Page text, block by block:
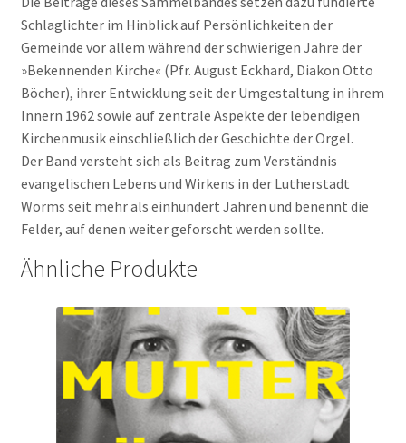
Schlaglichter im Hinblick auf Persönlich­keiten der
Gemeinde vor allem während der schwierigen Jahre der
»Bekennenden Kirche« (Pfr. August Eckhard, Diakon Otto
Böcher), ihrer Entwicklung seit der Umgestaltung in ihrem
Innern 1962 sowie auf zentrale Aspekte der lebendigen
Kirchenmusik einschließlich der Geschichte der Orgel.
Der Band versteht sich als Beitrag zum Verständnis
evangelischen Lebens und Wirkens in der Lutherstadt
Worms seit mehr als einhundert Jahren und benennt die
Felder, auf denen weiter geforscht werden sollte.
Ähnliche Produkte